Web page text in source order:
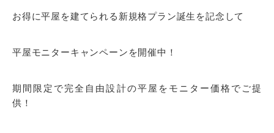
お得に平屋を建てられる新規格プラン誕生を記念して
平屋モニターキャンペーンを開催中！
期間限定で完全自由設計の平屋をモニター価格でご提
供！